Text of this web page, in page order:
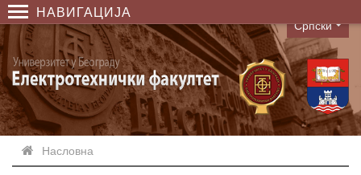
НАВИГАЦИЈА
Language
Српски
Насловна